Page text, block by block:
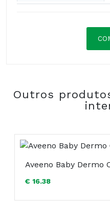
Outros
Aveeno Baby Dermo
€ 16.38